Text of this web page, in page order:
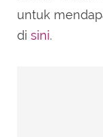
untuk
di sini.